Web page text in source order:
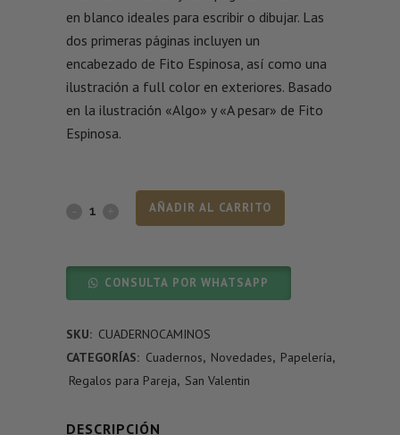
en blanco ideales para escribir o dibujar. Las
dos primeras páginas incluyen un
encabezado de Fito Espinosa, así como una
ilustración a full color en exteriores. Basado
en la ilustración «Algo» y «A pesar» de Fito
Espinosa.
AÑADIR AL CARRITO
CONSULTA POR WHATSAPP
SKU: CUADERNOCAMINOS
CATEGORÍAS: Cuadernos, Novedades, Papelería,
Regalos para Pareja, San Valentin
DESCRIPCIÓN